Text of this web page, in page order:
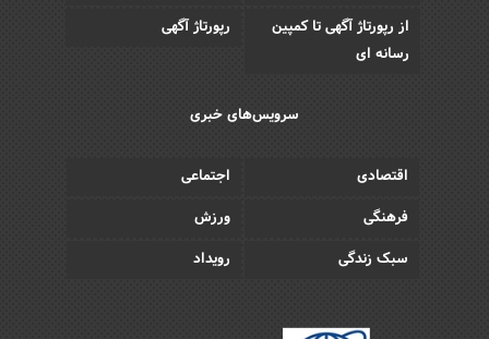
از رپورتاژ آگهی تا کمپین
رسانه ای
رپورتاژ آگهی
سرویس‌های خبری
اقتصادی
اجتماعی
فرهنگی
ورزش
سبک زندگی
رویداد